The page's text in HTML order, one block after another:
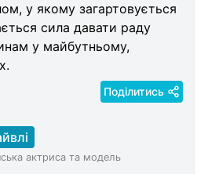
у якому загартовується
сила давати раду
у майбутньому,
Поділитись
актриса та модель